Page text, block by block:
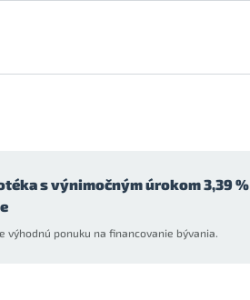
s výnimočným úrokom 3,39 %
výhodnú ponuku na financovanie bývania.